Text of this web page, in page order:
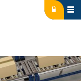
Icon: